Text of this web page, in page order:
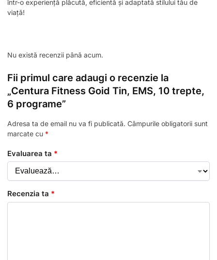
într-o experiență plăcută, eficientă și adaptată stilului tău de
viață!
Nu există recenzii până acum.
Fii primul care adaugi o recenzie la
„Centura Fitness Goid Tin, EMS, 10 trepte,
6 programe”
Adresa ta de email nu va fi publicată. Câmpurile obligatorii sunt
marcate cu *
Evaluarea ta *
Recenzia ta *